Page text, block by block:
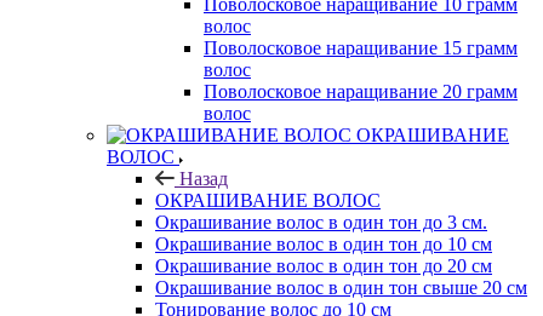
Поволосковое наращивание 10 грамм
волос
Поволосковое наращивание 15 грамм
волос
Поволосковое наращивание 20 грамм
волос
ОКРАШИВАНИЕ
ВОЛОС
Назад
ОКРАШИВАНИЕ ВОЛОС
Окрашивание волос в один тон до 3 см.
Окрашивание волос в один тон до 10 см
Окрашивание волос в один тон до 20 см
Окрашивание волос в один тон свыше 20 см
Тонирование волос до 10 см